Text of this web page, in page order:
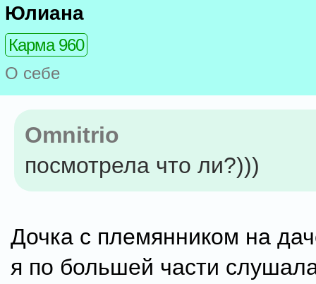
Юлиана
Карма 960
О себе
Omnitrio
посмотрела что ли?)))
Дочка с племянником на
я по большей части